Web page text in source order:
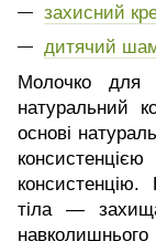
захисний
дитячий
Молочко для
натуральний
основі
тіла —